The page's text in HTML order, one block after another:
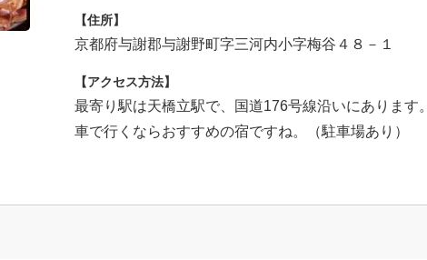
【住所】
京都府与謝郡与謝野町字三河内小字梅谷４８－１
【アクセス方法】
最寄り駅は天橋立駅で、国道176号線沿いにあります。
車で行くならおすすめの宿ですね。（駐車場あり）